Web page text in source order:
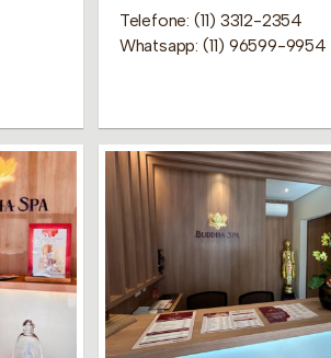
Telefone: (11) 3312-2354
Whatsapp: (11) 96599-9954